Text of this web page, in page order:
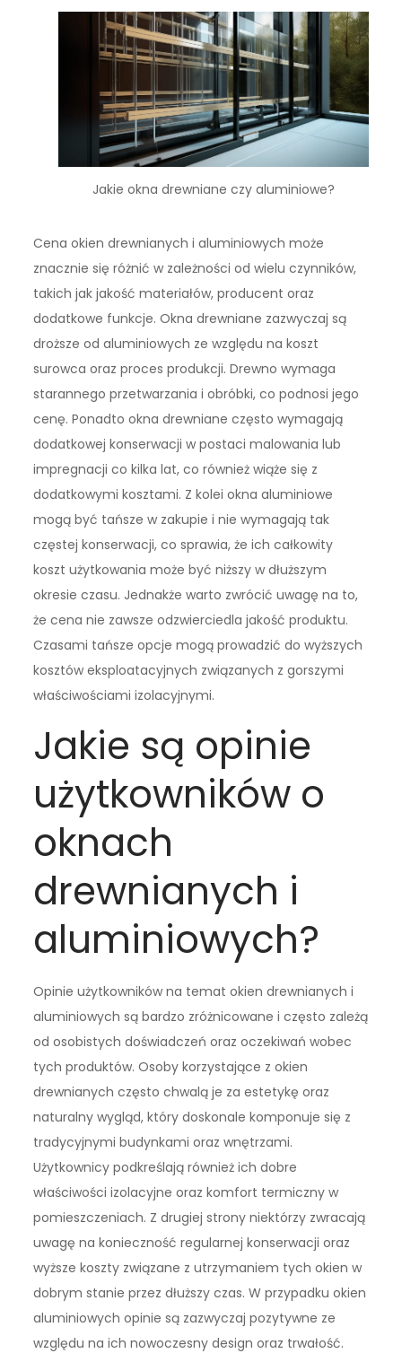
Jakie okna drewniane czy aluminiowe?
Cena okien drewnianych i aluminiowych może
znacznie się różnić w zależności od wielu czynników,
takich jak jakość materiałów, producent oraz
dodatkowe funkcje. Okna drewniane zazwyczaj są
droższe od aluminiowych ze względu na koszt
surowca oraz proces produkcji. Drewno wymaga
starannego przetwarzania i obróbki, co podnosi jego
cenę. Ponadto okna drewniane często wymagają
dodatkowej konserwacji w postaci malowania lub
impregnacji co kilka lat, co również wiąże się z
dodatkowymi kosztami. Z kolei okna aluminiowe
mogą być tańsze w zakupie i nie wymagają tak
częstej konserwacji, co sprawia, że ich całkowity
koszt użytkowania może być niższy w dłuższym
okresie czasu. Jednakże warto zwrócić uwagę na to,
że cena nie zawsze odzwierciedla jakość produktu.
Czasami tańsze opcje mogą prowadzić do wyższych
kosztów eksploatacyjnych związanych z gorszymi
właściwościami izolacyjnymi.
Jakie są opinie
użytkowników o
oknach
drewnianych i
aluminiowych?
Opinie użytkowników na temat okien drewnianych i
aluminiowych są bardzo zróżnicowane i często zależą
od osobistych doświadczeń oraz oczekiwań wobec
tych produktów. Osoby korzystające z okien
drewnianych często chwalą je za estetykę oraz
naturalny wygląd, który doskonale komponuje się z
tradycyjnymi budynkami oraz wnętrzami.
Użytkownicy podkreślają również ich dobre
właściwości izolacyjne oraz komfort termiczny w
pomieszczeniach. Z drugiej strony niektórzy zwracają
uwagę na konieczność regularnej konserwacji oraz
wyższe koszty związane z utrzymaniem tych okien w
dobrym stanie przez dłuższy czas. W przypadku okien
aluminiowych opinie są zazwyczaj pozytywne ze
względu na ich nowoczesny design oraz trwałość.